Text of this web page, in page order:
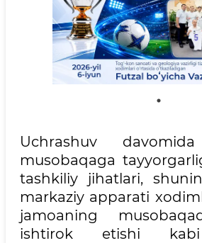
Uchrashuv
musobaqaga
tashkiliy jihatlari,
markaziy apparati
jamoaning
ishtirok etishi kabi